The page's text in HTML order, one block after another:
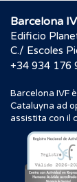
Barcelona
Edificio
C./ Escoles
+34 934 176
Barcelona IVF
Cataluyna ad
assistita con il